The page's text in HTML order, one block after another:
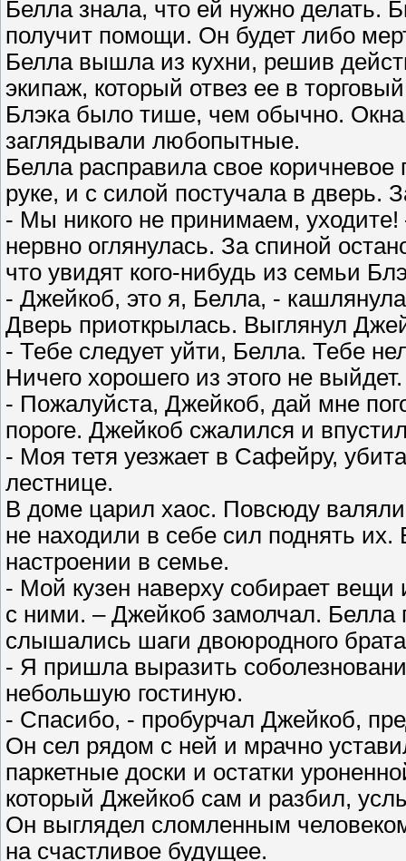
Белла знала, что ей нужно делать.
получит помощи. Он будет либо
Белла вышла из кухни, решив
экипаж, который отвез ее в
Блэка было тише, чем обычно.
заглядывали любопытные.
Белла расправила свое
руке, и с силой постучала в дверь.
- Мы никого не принимаем,
нервно оглянулась. За спиной
что увидят кого-нибудь из семьи
- Джейкоб, это я, Белла, -
Дверь приоткрылась. Выглянул
- Тебе следует уйти, Белла. Тебе
Ничего хорошего из этого не выйдет.
- Пожалуйста, Джейкоб, дай мне
пороге. Джейкоб сжалился и
- Моя тетя уезжает в Сафейру,
лестнице.
В доме царил хаос. Повсюду
не находили в себе сил поднять их.
настроении в семье.
- Мой кузен наверху собирает
с ними. – Джейкоб замолчал.
слышались шаги двоюродного
- Я пришла выразить
небольшую гостиную.
- Спасибо, - пробурчал Джейкоб,
Он сел рядом с ней и мрачно
паркетные доски и остатки
который Джейкоб сам и разбил,
Он выглядел сломленным
на счастливое будущее.